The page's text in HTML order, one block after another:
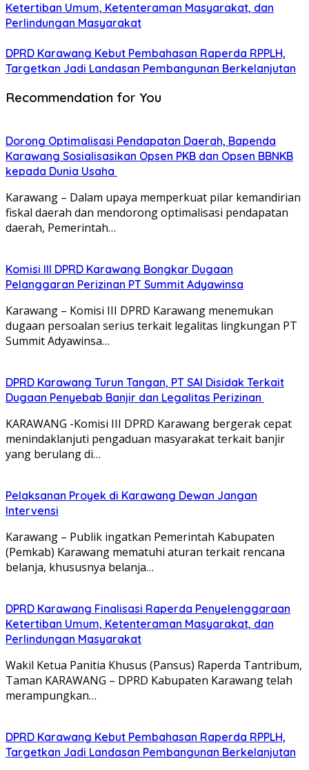
Ketertiban Umum, Ketenteraman Masyarakat, dan
Perlindungan Masyarakat
DPRD Karawang Kebut Pembahasan Raperda RPPLH,
Targetkan Jadi Landasan Pembangunan Berkelanjutan
Recommendation for You
Dorong Optimalisasi Pendapatan Daerah, Bapenda
Karawang Sosialisasikan Opsen PKB dan Opsen BBNKB
kepada Dunia Usaha
Karawang – Dalam upaya memperkuat pilar kemandirian
fiskal daerah dan mendorong optimalisasi pendapatan
daerah, Pemerintah…
Komisi III DPRD Karawang Bongkar Dugaan
Pelanggaran Perizinan PT Summit Adyawinsa
Karawang – Komisi III DPRD Karawang menemukan
dugaan persoalan serius terkait legalitas lingkungan PT
Summit Adyawinsa…
DPRD Karawang Turun Tangan, PT SAI Disidak Terkait
Dugaan Penyebab Banjir dan Legalitas Perizinan
KARAWANG -Komisi III DPRD Karawang bergerak cepat
menindaklanjuti pengaduan masyarakat terkait banjir
yang berulang di…
Pelaksanan Proyek di Karawang Dewan Jangan
Intervensi
Karawang – Publik ingatkan Pemerintah Kabupaten
(Pemkab) Karawang mematuhi aturan terkait rencana
belanja, khususnya belanja…
DPRD Karawang Finalisasi Raperda Penyelenggaraan
Ketertiban Umum, Ketenteraman Masyarakat, dan
Perlindungan Masyarakat
Wakil Ketua Panitia Khusus (Pansus) Raperda Tantribum,
Taman KARAWANG – DPRD Kabupaten Karawang telah
merampungkan…
DPRD Karawang Kebut Pembahasan Raperda RPPLH,
Targetkan Jadi Landasan Pembangunan Berkelanjutan